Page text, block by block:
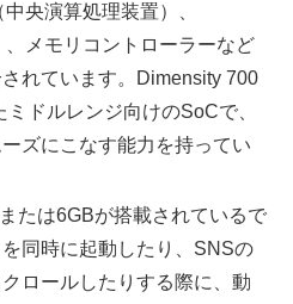
央演算処理装置）、
メモリコントローラーなど
れています。Dimensity 700
ドルレンジ向けのSoCで、
ズにこなす能力を持ってい
たは6GBが搭載されているで
同時に起動したり、SNSの
ロールしたりする際に、動